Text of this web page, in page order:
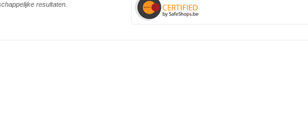
resultaten.